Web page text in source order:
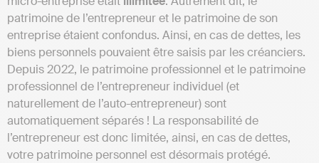
patrimoine de l’entrepreneur et le patrimoine de son
entreprise étaient confondus. Ainsi, en cas de dettes, les
biens personnels pouvaient être saisis par les créanciers.
Depuis 2022, le patrimoine professionnel et le patrimoine
professionnel de l’entrepreneur individuel (et
naturellement de l’auto-entrepreneur) sont
automatiquement séparés ! La responsabilité de
l’entrepreneur est donc limitée, ainsi, en cas de dettes,
votre patrimoine personnel est désormais protégé.